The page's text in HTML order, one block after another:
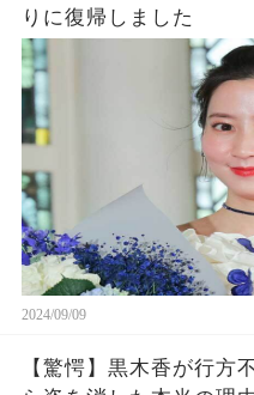
りに復帰しました
2024/09/09
【驚愕】黒木香が行